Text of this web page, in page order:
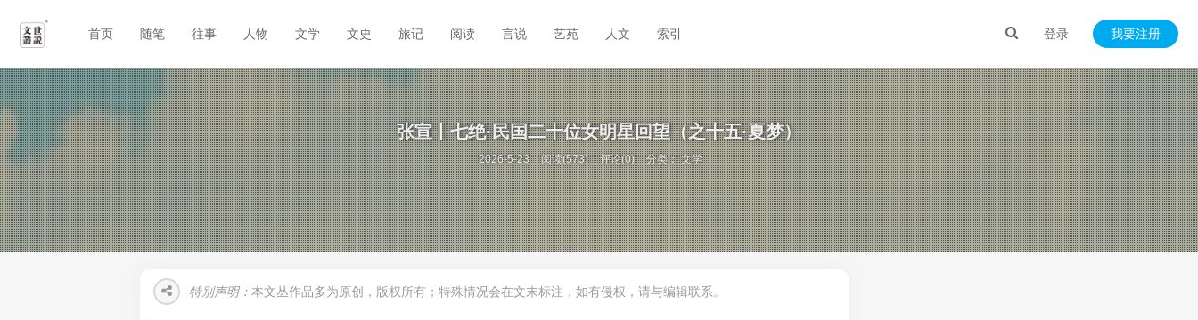
登录 我要注册
首页 随笔 往事 人物 文学 文史 旅记 阅读 言说 艺苑 人文 索引
张宣丨七绝·民国二十位女明星回望（之十五·夏梦）
2026-5-23 阅读(573) 评论(0) 分类：文学
特别声明： 本文丛作品多为原创，版权所有；特殊情况会在文末标注，如有侵权，请与编辑联系。